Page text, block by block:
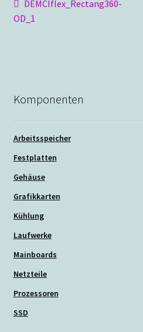
Beitragsnavigation
Vorheriger
Beitrag:
DEMCIflex_Rectang360-
OD_1
Komponenten
Arbeitsspeicher
Festplatten
Gehäuse
Grafikkarten
Kühlung
Laufwerke
Mainboards
Netzteile
Prozessoren
SSD